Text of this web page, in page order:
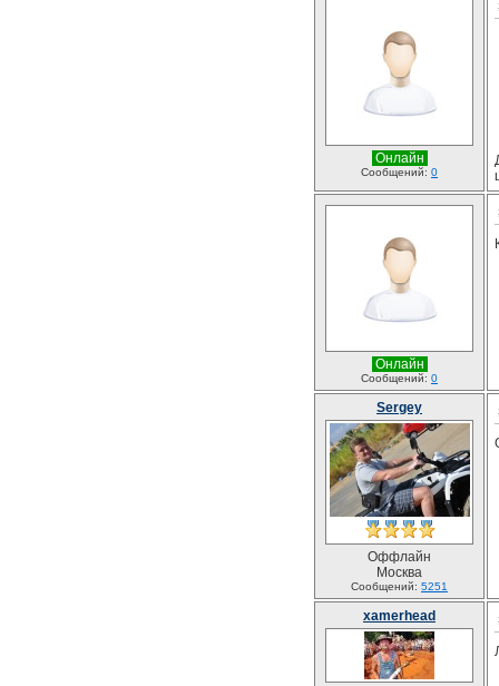
Онлайн
Сообщений: 0
Онлайн
Сообщений: 0
Sergey
Оффлайн
Москва
Сообщений: 5251
xamerhead